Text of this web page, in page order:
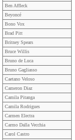
Ben Affleck
Beyoncé
Bono Vox
Brad Pitt
Britney Spears
Bruce Willis
Bruno de Luca
Bruno Gagliasso
Caetano Veloso
Cameron Diaz
Camila Pitanga
Camila Rodrigues
Carmen Electra
Carmo Dalla Vecchia
Carol Castro